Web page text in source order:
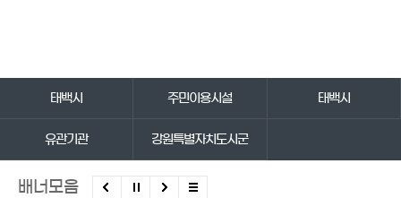
태백시 주민이용시설 태백시
유관기관 강원특별자치도시군
배너모음